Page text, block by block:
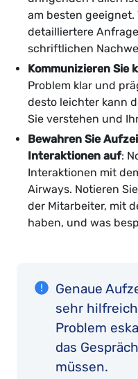
am besten geeignet.
detailliertere
schriftlichen
Kommunizieren Sie
Problem klar und
desto leichter kann
Sie verstehen und
Bewahren Sie
Interaktionen auf:
Interaktionen mit
Airways. Notieren
der Mitarbeiter, mit
haben, und was
Genaue
sehr
Problem
das
müssen.